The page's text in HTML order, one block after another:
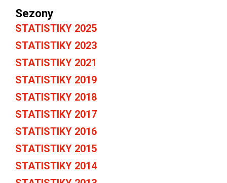
Sezony
STATISTIKY 2025
STATISTIKY 2023
STATISTIKY 2021
STATISTIKY 2019
STATISTIKY 2018
STATISTIKY 2017
STATISTIKY 2016
STATISTIKY 2015
STATISTIKY 2014